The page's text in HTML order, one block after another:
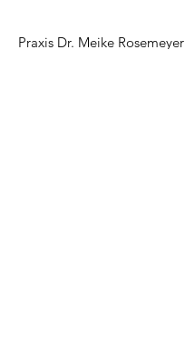
Praxis Dr. Meike Rosemeyer